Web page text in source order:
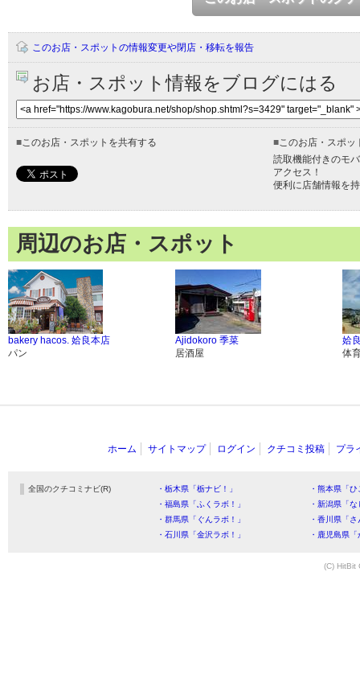
このお店・スポットの情報変更や閉店・移転を報告
お店・スポット情報をブログにはる
■このお店・スポットを共有する ■このお店・スポッ
読取機能付きのモ
アクセス！
便利に店舗情報を
周辺のお店・スポット
bakery hacos. 姶良本店
パン
Ajidokoro 季菜
居酒屋
姶
体
ホーム サイトマップ ログイン クチコミ投稿 プラ
全国のクチコミナビ(R) ・栃木県「栃ナビ！」
・熊本県「
・福島県「ふくラボ！」
・新潟県「
・群馬県「ぐんラボ！」
・香川県「
・石川県「金沢ラボ！」
・鹿児島県
(C) HitBit